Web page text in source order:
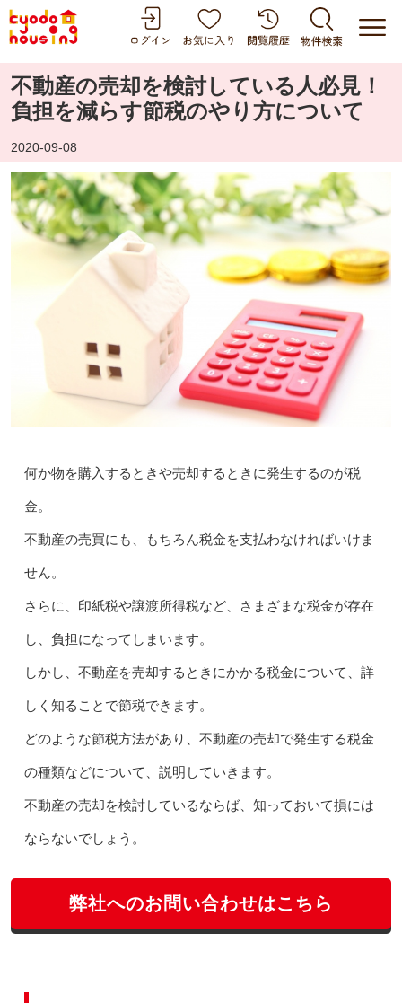
不動産の売却を検討している人必見！
負担を減らす節税のやり方について
2020-09-08
何か物を購入するときや売却するときに発生するのが税
金。
不動産の売買にも、もちろん税金を支払わなければいけま
せん。
さらに、印紙税や譲渡所得税など、さまざまな税金が存在
し、負担になってしまいます。
しかし、不動産を売却するときにかかる税金について、詳
しく知ることで節税できます。
どのような節税方法があり、不動産の売却で発生する税金
の種類などについて、説明していきます。
不動産の売却を検討しているならば、知っておいて損には
ならないでしょう。
弊社へのお問い合わせはこちら